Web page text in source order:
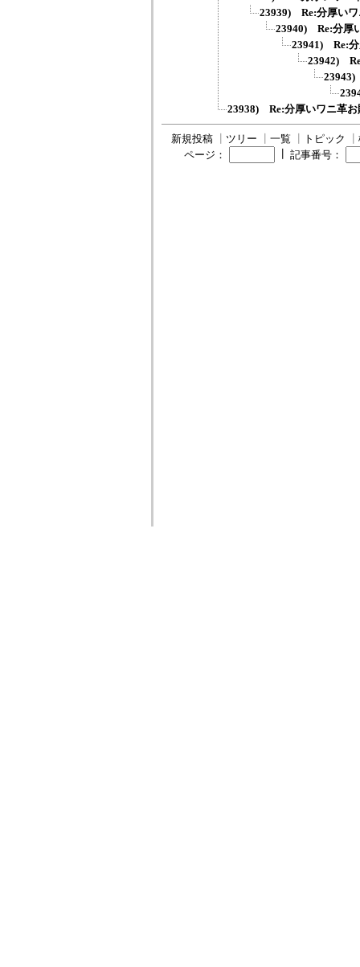
23939) Re:分厚いワ
23940) Re:分厚
23941) Re:分
23942)
23943)
23938) Re:分厚いワニ革お
新規投稿 ツリー 一覧 トピック
ページ：
記事番号：